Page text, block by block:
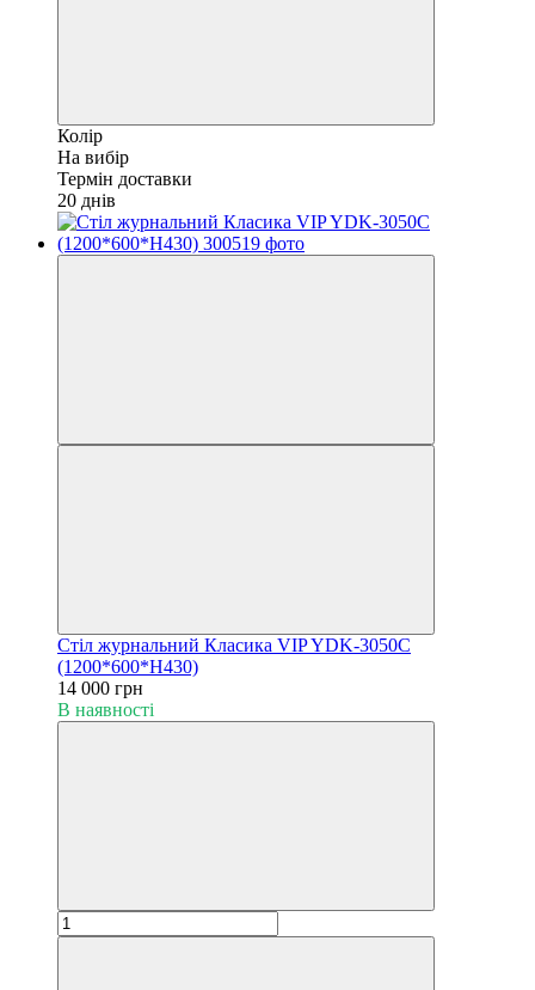
Колір
На вибір
Термін доставки
20 днів
Стіл журнальний Класика VIP YDK-3050С
(1200*600*Н430)
14 000 грн
В наявності